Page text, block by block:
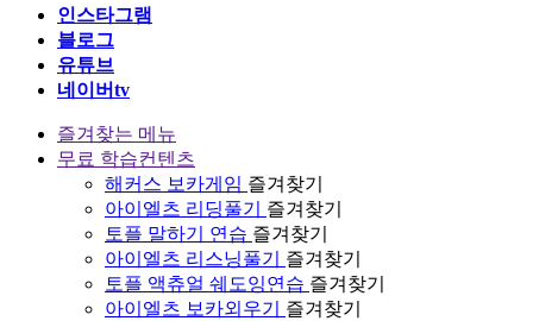
인스타그램
블로그
유튜브
네이버tv
즐겨찾는 메뉴
무료 학습컨텐츠
해커스 보카게임 즐겨찾기
아이엘츠 리딩풀기
즐겨찾기
토플 말하기 연습 즐겨찾기
아이엘츠 리스닝풀기
즐겨찾기
토플 액츄얼 쉐도잉연습 즐겨찾기
아이엘츠 보카외우기
즐겨찾기